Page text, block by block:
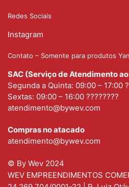
Redes Sociais
Instagram
Contato – Somente para produtos
SAC (Serviço de Atendimento
Segunda a Quinta: 09:00 – 17:00
Sextas: 09:00 – 16:00 ????????
atendimento@bywev.com
Compras no atacado
atendimento@bywev.com
© By Wev 2024
WEV EMPREENDIMENTOS